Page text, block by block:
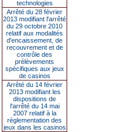
technologies
Arrêté du 28 février
2013 modifiant l'arrêté
du 29 octobre 2010
relatif aux modalités
d'encaissement, de
recouvrement et de
contrôle des
prélèvements
spécifiques aux jeux
de casinos
Arrêté du 14 février
2013 modifiant les
dispositions de
l'arrêté du 14 mai
2007 relatif à la
réglementation des
jeux dans les casinos